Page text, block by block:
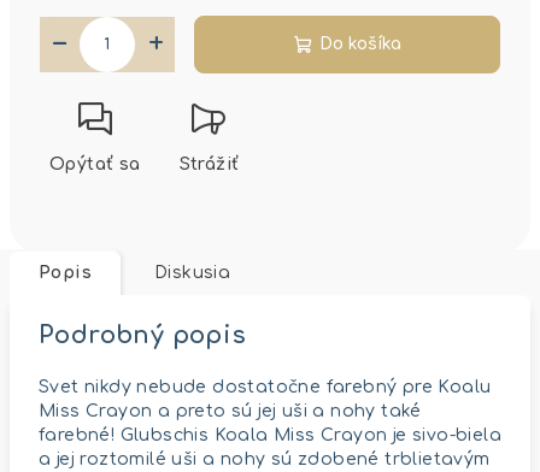
+
− Do košíka
Opýtať sa Strážiť
Popis Diskusia
Podrobný popis
Svet nikdy nebude dostatočne farebný pre Koalu
Miss Crayon a preto sú jej uši a nohy také
farebné! Glubschis Koala Miss Crayon je sivo-biela
a jej roztomilé uši a nohy sú zdobené trblietavým